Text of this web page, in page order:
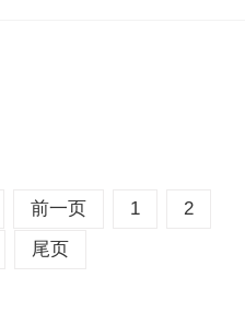
前一页 1
2
尾页